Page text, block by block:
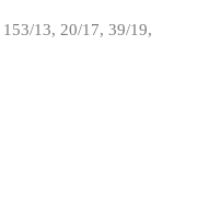
13, 20/17, 39/19,